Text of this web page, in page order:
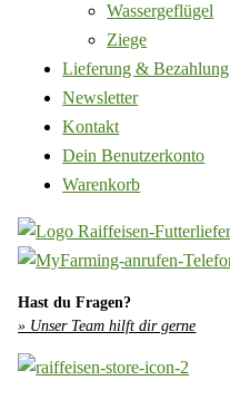
Wassergeflügel
Ziege
Lieferung & Bezahlung
Newsletter
Kontakt
Dein Benutzerkonto
Warenkorb
Hast du Fragen?
» Unser Team hilft dir gerne